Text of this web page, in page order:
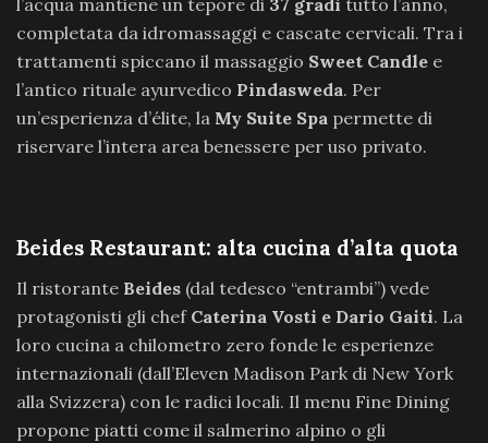
l’acqua mantiene un tepore di 37 gradi tutto l’anno,
completata da idromassaggi e cascate cervicali. Tra i
trattamenti spiccano il massaggio Sweet Candle e
l’antico rituale ayurvedico Pindasweda. Per
un’esperienza d’élite, la My Suite Spa permette di
riservare l’intera area benessere per uso privato.
Beides Restaurant: alta cucina d’alta quota
Il ristorante Beides (dal tedesco “entrambi”) vede
protagonisti gli chef Caterina Vosti e Dario Gaiti. La
loro cucina a chilometro zero fonde le esperienze
internazionali (dall’Eleven Madison Park di New York
alla Svizzera) con le radici locali. Il menu Fine Dining
propone piatti come il salmerino alpino o gli